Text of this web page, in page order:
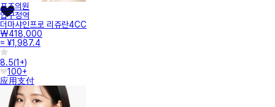
포즈의원
압구정역
더마샤인프로 리쥬란4CC
₩418,000
≈ ¥1,987.4
8.5(1+)
100+
应用支付